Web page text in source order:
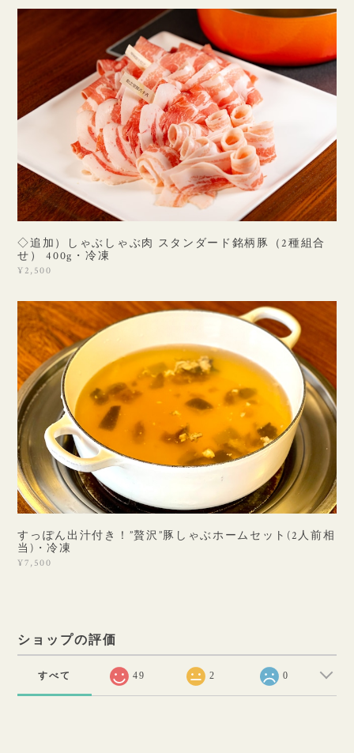
◇追加）しゃぶしゃぶ肉 スタンダード銘柄豚（2種組合
せ） 400g・冷凍
¥2,500
すっぽん出汁付き！”贅沢”豚しゃぶホームセット(2人前相
当)・冷凍
¥7,500
ショップの評価
すべて 49 2 0